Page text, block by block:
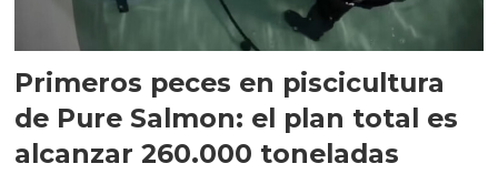
Primeros peces en piscicultura
de Pure Salmon: el plan total es
alcanzar 260.000 toneladas